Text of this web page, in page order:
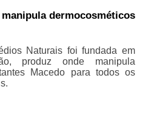
dermocosméticos
Naturais foi fundada em
produz onde manipula
Macedo para todos os